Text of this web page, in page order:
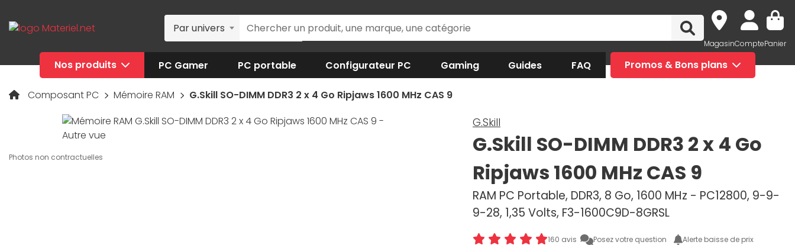
Par univers
MagasinComptePanier
Nos produits PC Gamer PC portable Configurateur PC Gaming Guides FAQ Promos & Bons plans
Composant PC Mémoire RAM G.Skill SO-DIMM DDR3 2 x 4 Go Ripjaws 1600 MHz CAS 9
Photos non contractuelles
G.Skill
G.Skill SO-DIMM DDR3 2 x 4 Go
Ripjaws 1600 MHz CAS 9
RAM PC Portable, DDR3, 8 Go, 1600 MHz - PC12800, 9-9-
9-28, 1,35 Volts, F3-1600C9D-8GRSL
160 avis Posez votre question Alerte baisse de prix